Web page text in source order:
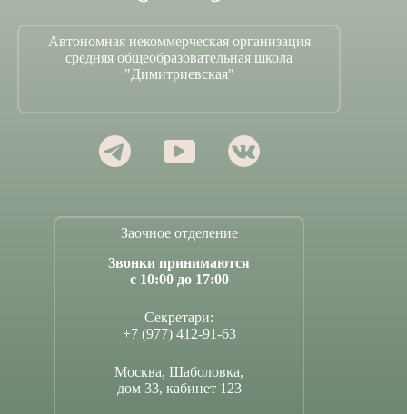
Автономная некоммерческая организация
средняя общеобразовательная школа
"Димитриевская"
Заочное отделение
Звонки принимаются
с 10:00 до 17:00
Секретари:
+7 (977) 412-91-63
Москва, Шаболовка,
дом 33, кабинет 123